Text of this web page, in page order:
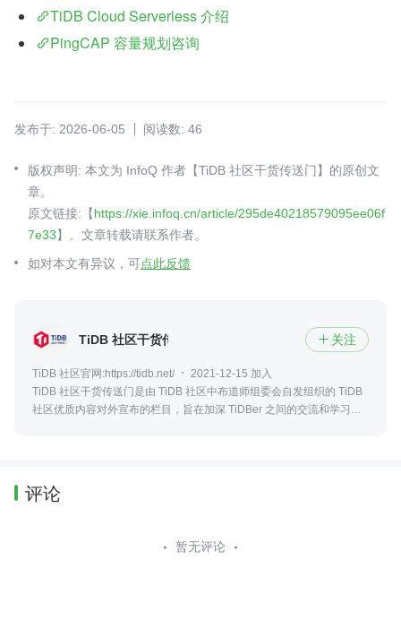
TiDB Cloud Serverless 介绍
PingCAP 容量规划咨询
发布于: 2026-06-05 阅读数: 46
版权声明: 本文为 InfoQ 作者【TiDB 社区干货传送门】的原创文
章。
原文链接:【https://xie.infoq.cn/article/295de40218579095ee06f
7e33】。文章转载请联系作者。
如对本文有异议，可点此反馈
TiDB 社区干货传送门  关注
TiDB 社区官网:https://tidb.net/
2021-12-15 加入
TiDB 社区干货传送门是由 TiDB 社区中布道师组委会自发组织的 TiDB
社区优质内容对外宣布的栏目，旨在加深 TiDBer 之间的交流和学习。
评论
暂无评论